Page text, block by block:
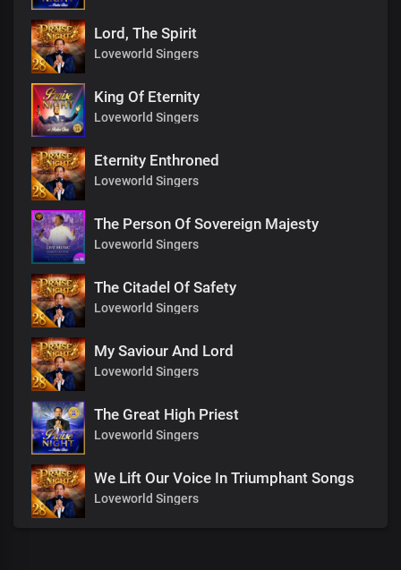
Lord, The Spirit
Loveworld Singers
King Of Eternity
Loveworld Singers
Eternity Enthroned
Loveworld Singers
The Person Of Sovereign Majesty
Loveworld Singers
The Citadel Of Safety
Loveworld Singers
My Saviour And Lord
Loveworld Singers
The Great High Priest
Loveworld Singers
We Lift Our Voice In Triumphant Songs
Loveworld Singers